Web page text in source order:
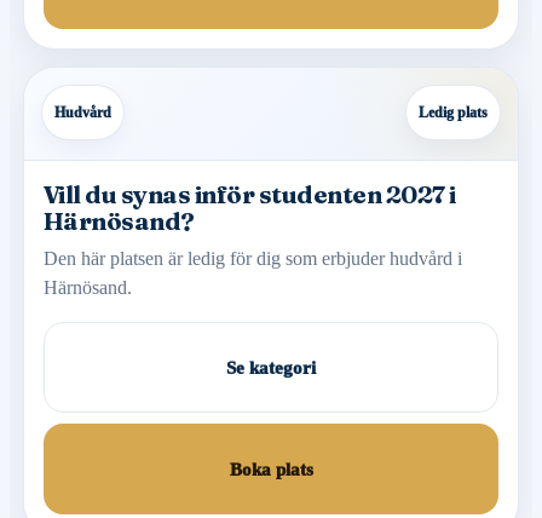
Hudvård Ledig plats
Vill du synas inför studenten 2027 i
Härnösand?
Den här platsen är ledig för dig som erbjuder hudvård i
Härnösand.
Se kategori
Boka plats